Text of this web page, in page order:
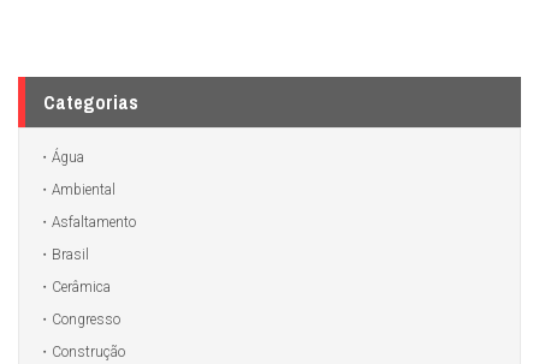
Categorias
Água
Ambiental
Asfaltamento
Brasil
Cerâmica
Congresso
Construção